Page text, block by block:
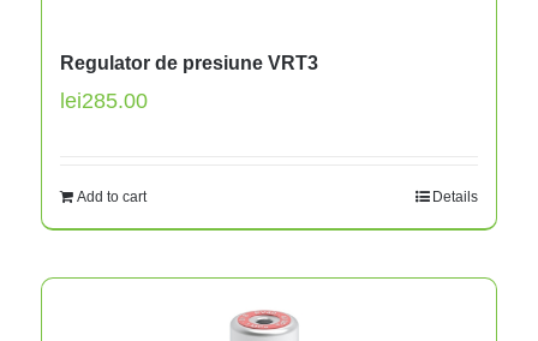
Regulator de presiune VRT3
lei285.00
Add to cart Details